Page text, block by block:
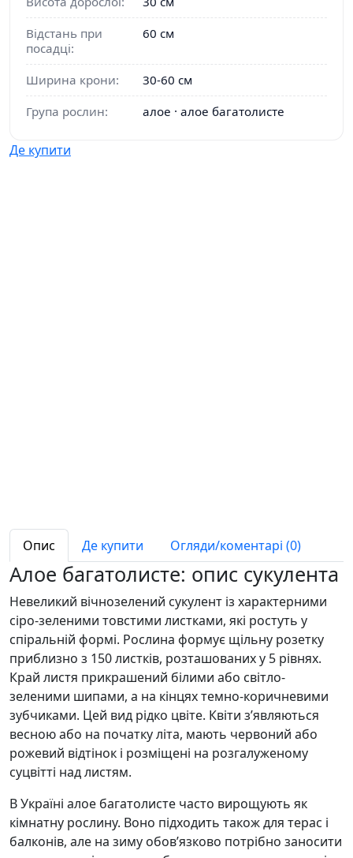
Відстань при
посадці:
60 см
Ширина крони:
30-60 см
Група рослин:
алое · алое багатолисте
Де купити
Опис Де купити Огляди/коментарі (0)
Алое багатолисте: опис сукулента
Невеликий вічнозелений сукулент із характерними
сіро-зеленими товстими листками, які ростуть у
спіральній формі. Рослина формує щільну розетку
приблизно з 150 листків, розташованих у 5 рівнях.
Край листя прикрашений білими або світло-
зеленими шипами, а на кінцях темно-коричневими
зубчиками. Цей вид рідко цвіте. Квіти з’являються
весною або на початку літа, мають червоний або
рожевий відтінок і розміщені на розгалуженому
суцвітті над листям.
В Україні алое багатолисте часто вирощують як
кімнатну рослину. Воно підходить також для терас і
балконів, але на зиму обов’язково потрібно заносити